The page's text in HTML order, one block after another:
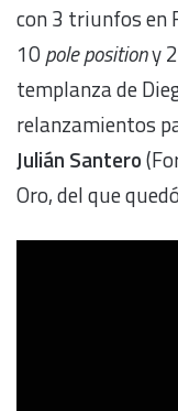
con 3 triunfos en
10pole positiony
templanza de
relanzamientos
Julián Santero
Oro, del que quedó